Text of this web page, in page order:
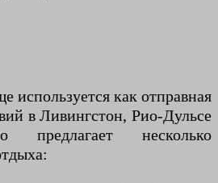
используется как отправная
в Ливингстон, Рио-Дульсе
несколько